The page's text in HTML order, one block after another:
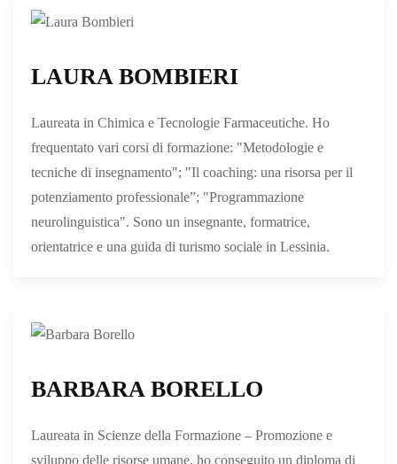
LAURA BOMBIERI
Laureata in Chimica e Tecnologie Farmaceutiche. Ho
frequentato vari corsi di formazione: "Metodologie e
tecniche di insegnamento"; "Il coaching: una risorsa per il
potenziamento professionale”; "Programmazione
neurolinguistica". Sono un insegnante, formatrice,
orientatrice e una guida di turismo sociale in Lessinia.
BARBARA BORELLO
Laureata in Scienze della Formazione – Promozione e
sviluppo delle risorse umane, ho conseguito un diploma di